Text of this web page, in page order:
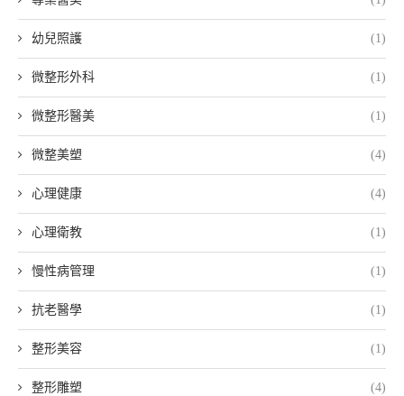
幼兒照護 (1)
微整形外科 (1)
微整形醫美 (1)
微整美塑 (4)
心理健康 (4)
心理衛教 (1)
慢性病管理 (1)
抗老醫學 (1)
整形美容 (1)
整形雕塑 (4)